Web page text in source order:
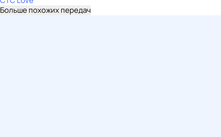
Больше похожих передач